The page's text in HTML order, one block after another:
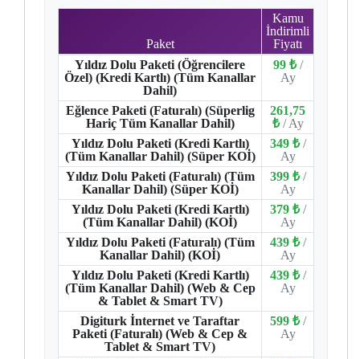
Paket
Kamu
İndirimli
Fiyatı
Yıldız Dolu Paketi (Öğrencilere
Özel) (Kredi Kartlı) (Tüm Kanallar
Dahil)
99 ₺ /
Ay
Eğlence Paketi (Faturalı) (Süperlig
Hariç Tüm Kanallar Dahil)
261,75
₺ / Ay
Yıldız Dolu Paketi (Kredi Kartlı)
(Tüm Kanallar Dahil) (Süper KOİ)
349 ₺ /
Ay
Yıldız Dolu Paketi (Faturalı) (Tüm
Kanallar Dahil) (Süper KOİ)
399 ₺ /
Ay
Yıldız Dolu Paketi (Kredi Kartlı)
(Tüm Kanallar Dahil) (KOİ)
379 ₺ /
Ay
Yıldız Dolu Paketi (Faturalı) (Tüm
Kanallar Dahil) (KOİ)
439 ₺ /
Ay
Yıldız Dolu Paketi (Kredi Kartlı)
(Tüm Kanallar Dahil) (Web & Cep
& Tablet & Smart TV)
439 ₺ /
Ay
Digiturk İnternet ve Taraftar
Paketi (Faturalı) (Web & Cep &
Tablet & Smart TV)
599 ₺ /
Ay